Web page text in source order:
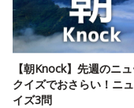
【朝Knock】先週のニ
クイズでおさらい！ニ
イズ3問